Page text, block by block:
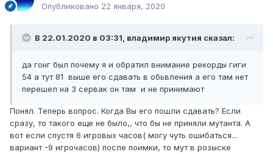
Опубликовано 22 января, 2020
В 22.01.2020 в 03:31, владимир якутия сказал:
да гонг был почему я и обратил внимание рекорды гиги
54 а тут 81 выше его сдавать в обьвления а его там нет
перешел на 3 сервак он там и не принимают
Понял. Теперь вопрос. Когда Вы его пошли сдавать? Если
сразу, то такого еще не было,, что бы не приняли мутанта. А
вот если спустя 6 игровых часов( могу чуть ошибаться...
вариант -9 игрочасов) после поимки, то мут в розыске